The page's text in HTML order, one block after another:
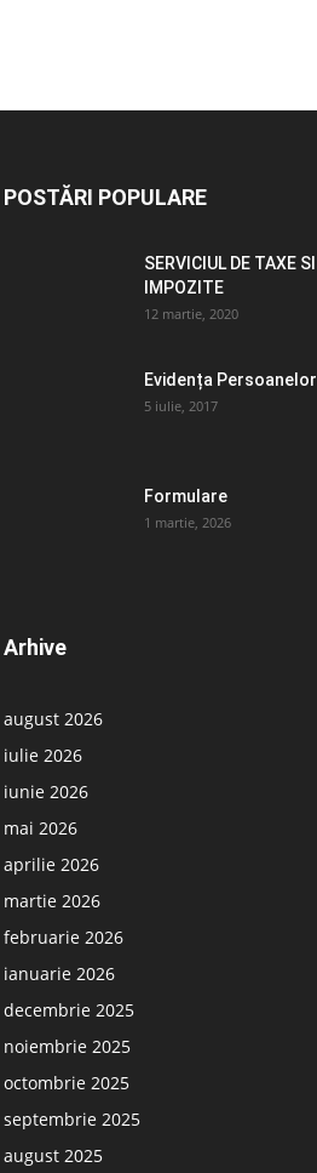
POSTĂRI POPULARE
SERVICIUL DE TAXE SI
IMPOZITE
12 martie, 2020
Evidența Persoanelor
5 iulie, 2017
Formulare
1 martie, 2026
Arhive
august 2026
iulie 2026
iunie 2026
mai 2026
aprilie 2026
martie 2026
februarie 2026
ianuarie 2026
decembrie 2025
noiembrie 2025
octombrie 2025
septembrie 2025
august 2025